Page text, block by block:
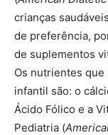
crianças
de preferência,
de suplementos
Os nutrientes
infantil são: o
Ácido Fólico e a
Pediatria (